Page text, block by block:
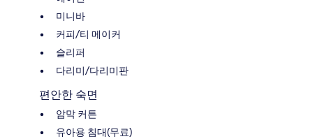
미니바
커피/티 메이커
슬리퍼
다리미/다리미판
편안한 숙면
암막 커튼
유아용 침대(무료)